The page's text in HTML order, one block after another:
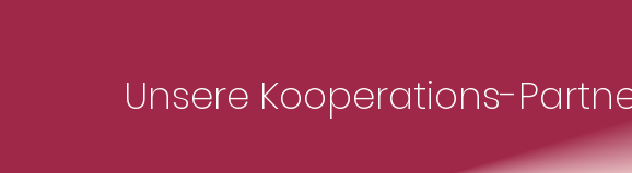
Unsere Kooperations-